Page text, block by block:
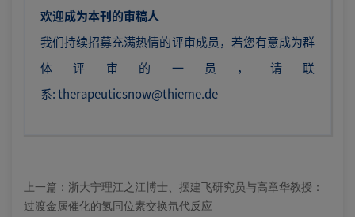
欢迎成为本刊的审稿人
我们持续招募充满热情的评审成员，若您有意成为群
体评审的一员，请联
系:therapeuticsnow@thieme.de
上一篇： 浙大宁理江之江博士、摆建飞研究员与高章华教授：
过渡金属催化的氢同位素交换氘代反应